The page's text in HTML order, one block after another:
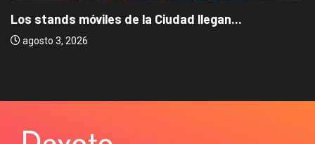
Los stands móviles de la Ciudad llegan...
agosto 3, 2026